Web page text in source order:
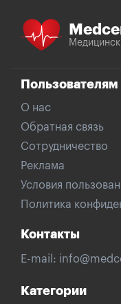
Пользователям
О нас
Обратная связь
Сотрудничество
Реклама
Условия
Политика
Контакты
E-mail:
Категории